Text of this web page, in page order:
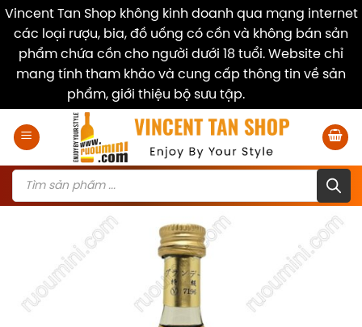
Vincent Tan Shop không kinh doanh qua mạng internet
các loại rượu, bia, đồ uống có cồn và không bán sản
phẩm chứa cồn cho người dưới 18 tuổi. Website chỉ
mang tính tham khảo và cung cấp thông tin về sản
phẩm, giới thiệu bộ sưu tập.
Products
search